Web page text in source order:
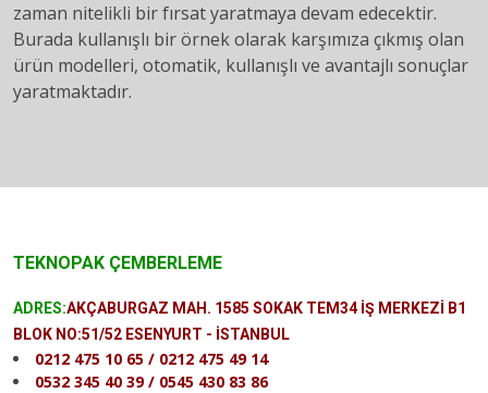
zaman nitelikli bir fırsat yaratmaya devam edecektir.
Burada kullanışlı bir örnek olarak karşımıza çıkmış olan
ürün modelleri, otomatik, kullanışlı ve avantajlı sonuçlar
yaratmaktadır.
TEKNOPAK ÇEMBERLEME
ADRES:AKÇABURGAZ MAH. 1585 SOKAK TEM34 İŞ MERKEZİ B1
BLOK NO:51/52 ESENYURT - İSTANBUL
0212 475 10 65 / 0212 475 49 14
0532 345 40 39 / 0545 430 83 86